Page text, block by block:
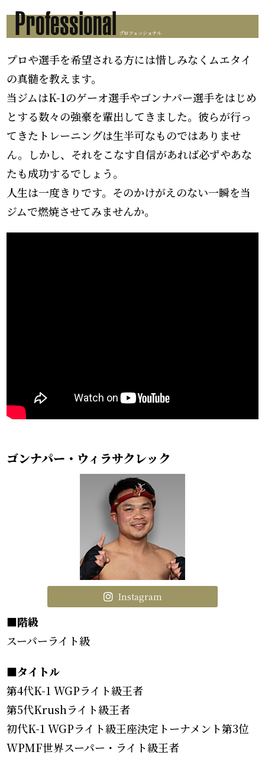
Professional
プロフェッショナル
プロや選手を希望される方には惜しみなくムエタイ
の真髄を教えます。
当ジムはK-1のゲーオ選手やゴンナパー選手をはじめ
とする数々の強豪を輩出してきました。彼らが行っ
てきたトレーニングは生半可なものではありませ
ん。しかし、それをこなす自信があれば必ずやあな
たも成功するでしょう。
人生は一度きりです。そのかけがえのない一瞬を当
ジムで燃焼させてみませんか。
ゴンナパー・ウィラサクレック
Instagram
■階級
スーパーライト級
■タイトル
第4代K-1 WGPライト級王者
第5代Krushライト級王者
初代K-1 WGPライト級王座決定トーナメント第3位
WPMF世界スーパー・ライト級王者